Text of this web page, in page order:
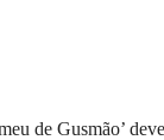
de Gusmão’